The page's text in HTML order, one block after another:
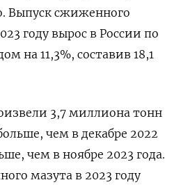
Выпуск сжиженного
году вырос в России по
на 11,3%, составив 18,1
3,7 миллиона тонн
чем в декабре 2022
чем в ноябре 2023 года.
мазута в 2023 году